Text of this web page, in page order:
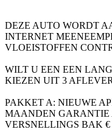
DEZE AUTO WORDT
INTERNET
VLOEISTOFFEN
WILT U EEN EEN
KIEZEN UIT 3
PAKKET A: NIEUWE
MAANDEN GARANTIE
VERSNELLINGS BAK €